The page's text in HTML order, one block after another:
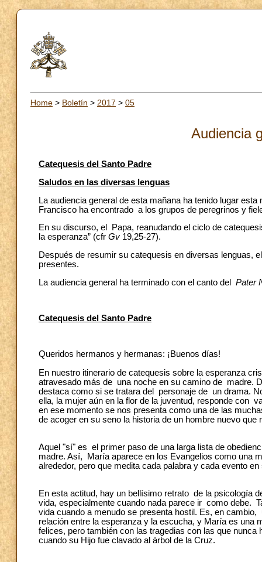
Home > Boletín > 2017 > 05
Audiencia
Catequesis del Santo Padre
Saludos en las diversas lenguas
La audiencia general de esta mañana ha tenido lugar
Francisco ha encontrado a los grupos de peregrinos y
En su discurso, el Papa, reanudando el ciclo de
la esperanza” (cfr Gv 19,25-27).
Después de resumir su catequesis en diversas lenguas,
presentes.
La audiencia general ha terminado con el canto del Pater
Catequesis del Santo Padre
Queridos hermanos y hermanas: ¡Buenos días!
En nuestro itinerario de catequesis sobre la esperanza
atravesado más de una noche en su camino de madre.
destaca como si se tratara del personaje de un drama.
ella, la mujer aún en la flor de la juventud, responde con
en ese momento se nos presenta como una de las
de acoger en su seno la historia de un hombre nuevo que
Aquel "sí" es el primer paso de una larga lista de
madre. Así, María aparece en los Evangelios como una
alrededor, pero que medita cada palabra y cada evento
En esta actitud, hay un bellísimo retrato de la psicología
vida, especialmente cuando nada parece ir como debe.
vida cuando a menudo se presenta hostil. Es, en
relación entre la esperanza y la escucha, y María es
felices, pero también con las tragedias con las que
cuando su Hijo fue clavado al árbol de la Cruz.